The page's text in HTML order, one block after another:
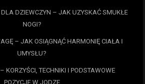
DZIEWCZYN – JAK UZYSKAĆ SMUKŁE
NOGI?
– JAK OSIĄGNĄĆ HARMONIĘ CIAŁA I
UMYSŁU?
KORZYŚCI, TECHNIKI I PODSTAWOWE
POZYCJE W JODZE